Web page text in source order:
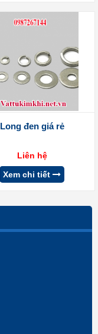
Long đen giá rẻ
Liên hệ
Xem chi tiết